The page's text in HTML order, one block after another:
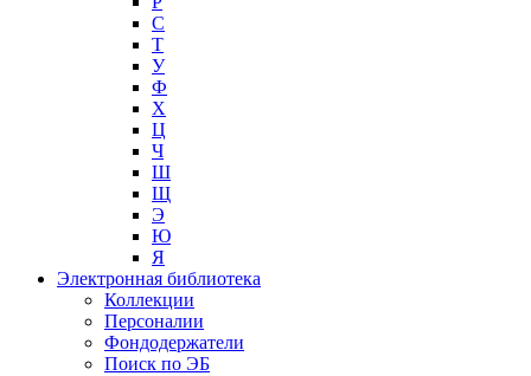
С
Т
У
Ф
Х
Ц
Ч
Ш
Щ
Э
Ю
Я
Электронная библиотека
Коллекции
Персоналии
Фондодержатели
Поиск по ЭБ